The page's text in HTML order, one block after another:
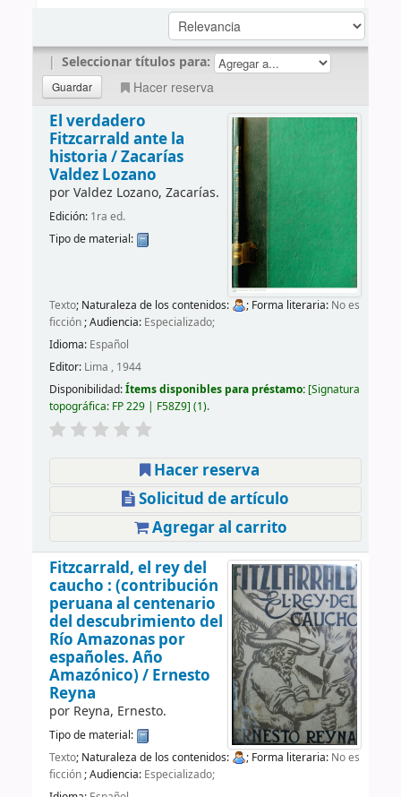
| Seleccionar títulos para:
Hacer reserva
El verdadero
Fitzcarrald ante la
historia /Zacarías
Valdez Lozano
porValdez Lozano, Zacarías.
Edición: 1ra ed.
Tipo de material:
Texto; Naturaleza de los contenidos: ; Forma literaria: No es
ficción ; Audiencia: Especializado;
Idioma: Español
Editor: Lima , 1944
Disponibilidad:Ítems disponibles para préstamo: Signatura
topográfica: FP 229 | F58Z9 (1).
Hacer reserva
Solicitud de artículo
Agregar al carrito
Fitzcarrald, el rey del
caucho : (contribución
peruana al centenario
del descubrimiento del
Río Amazonas por
españoles. Año
Amazónico) / Ernesto
Reyna
por Reyna, Ernesto.
Tipo de material:
Texto; Naturaleza de los contenidos: ; Forma literaria: No es
ficción; Audiencia: Especializado;